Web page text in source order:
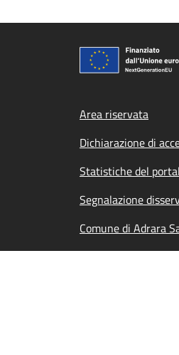
Footer
Area riservata
Dichiarazione di
Statistiche del
Segnalazione
Comune di Adrara